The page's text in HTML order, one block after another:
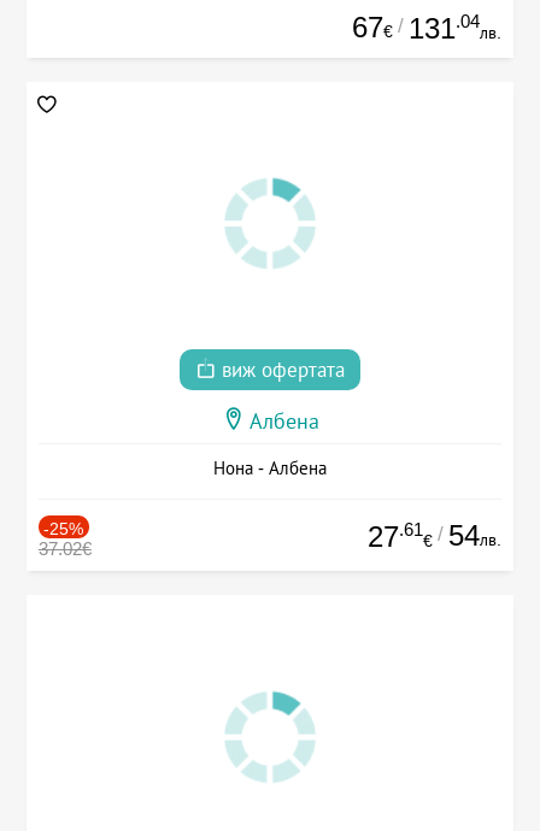
67€ / 131.04
лв.
виж офертата
Албена
Нона - Албена
-25%
37.02€ 27.61
€ / 54лв.